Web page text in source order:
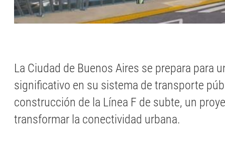
La Ciudad de Buenos Aires se prepara para
significativo en su sistema de transporte
construcción de la Línea F de subte, un
transformar la conectividad urbana.